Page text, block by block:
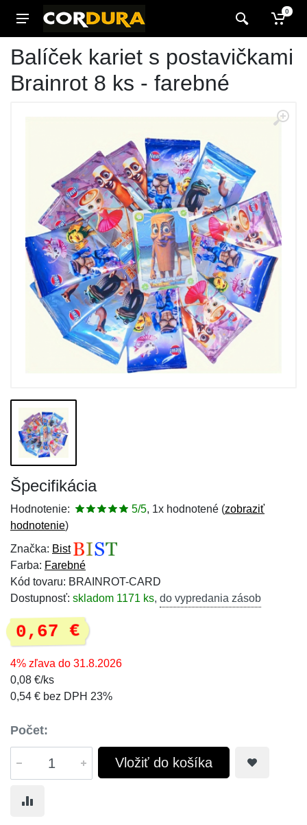
0
Balíček kariet s postavičkami
Brainrot 8 ks - farebné
Špecifikácia
Hodnotenie: 5/5, 1x hodnotené (zobraziť
hodnotenie)
Značka: Bist
Farba: Farebné
Kód tovaru: BRAINROT-CARD
Dostupnosť: skladom 1171 ks, do vypredania zásob
0,67 €
4% zľava do 31.8.2026
0,08 €/ks
0,54 € bez DPH 23%
Počet:
Vložiť do košíka